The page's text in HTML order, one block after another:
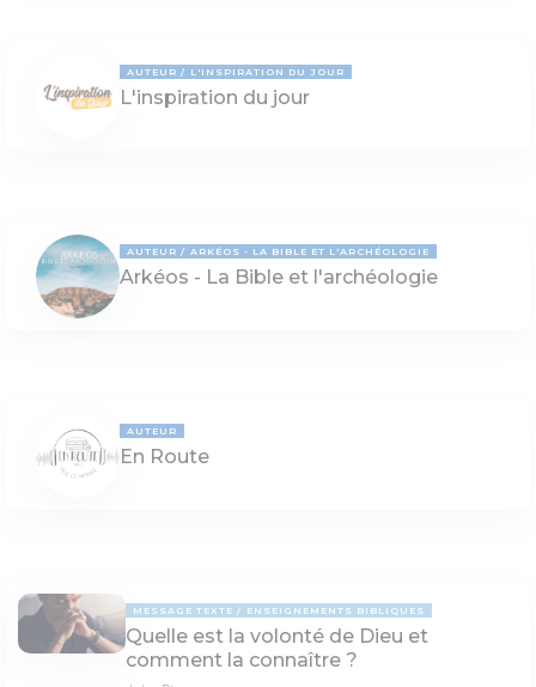
AUTEUR L'INSPIRATION DU JOUR
L'inspiration du jour
AUTEUR ARKÉOS - LA BIBLE ET L'ARCHÉOLOGIE
Arkéos - La Bible et l'archéologie
AUTEUR
En Route
MESSAGE TEXTE ENSEIGNEMENTS BIBLIQUES
Quelle est la volonté de Dieu et
comment la connaître ?